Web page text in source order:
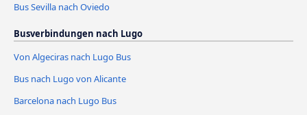
Bus Sevilla nach Oviedo
Busverbindungen nach Lugo
Von Algeciras nach Lugo Bus
Bus nach Lugo von Alicante
Barcelona nach Lugo Bus